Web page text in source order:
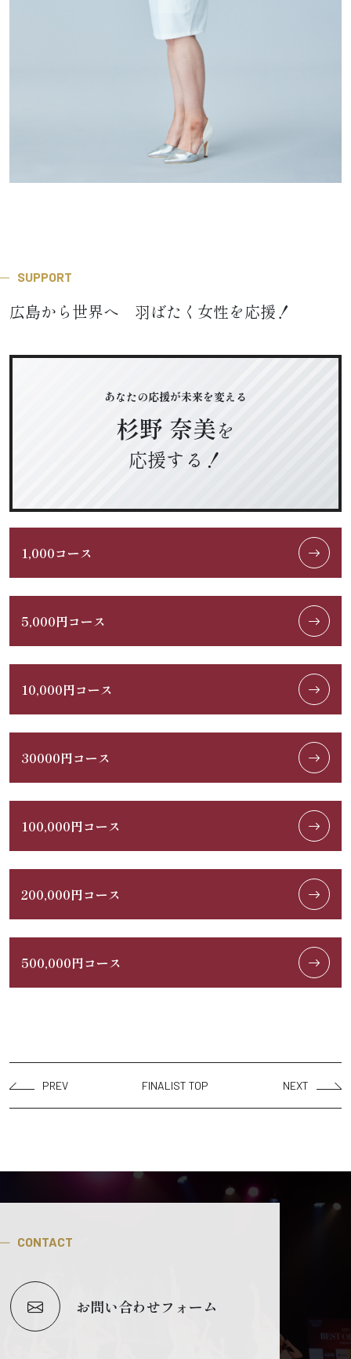
SUPPORT
広島から世界へ 羽ばたく女性を応援！
あなたの応援が未来を変える
杉野 奈美を
応援する！
1,000コース
5,000円コース
10,000円コース
30000円コース
100,000円コース
200,000円コース
500,000円コース
PREV FINALIST TOP NEXT
CONTACT
お問い合わせフォーム